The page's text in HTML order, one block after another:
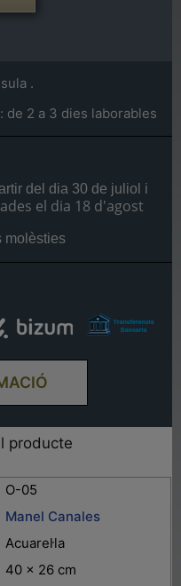
.
de 2 a 3 dies laborables
del dia 30 de juliol i
el dia 18 d'agost
molèsties
producte
O-05
Manel Canales
Acuarel·la
40 x 26 cm